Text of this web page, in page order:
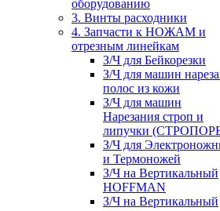
оборудованию
3. Винты расходники
4. Запчасти к НОЖАМ и
отрезным линейкам
З/Ч для Бейкорезки
З/Ч для машин
полос из кожи
З/Ч для машин
Нарезания строп и
липучки
З/Ч для
и Термоножей
З/Ч на Вертикальный
HOFFMAN
З/Ч на Вертикальный